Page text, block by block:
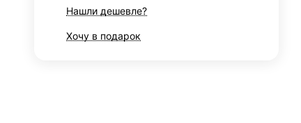
Нашли дешевле?
Хочу в подарок